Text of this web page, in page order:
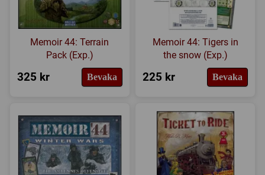
Memoir 44: Terrain
Pack (Exp.)
325 kr Bevaka
Memoir 44: Tigers in
the snow (Exp.)
225 kr Bevaka